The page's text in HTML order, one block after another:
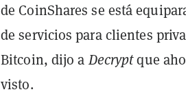
de CoinShares se está
de servicios para clientes
Bitcoin, dijo aDecryptque
visto.